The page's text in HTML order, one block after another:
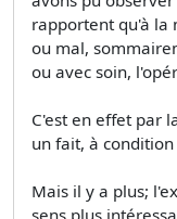
rapportent qu'à la
ou mal,
ou avec soin,
C'est en effet par
un fait, à
Mais il y a plus;
sens plus